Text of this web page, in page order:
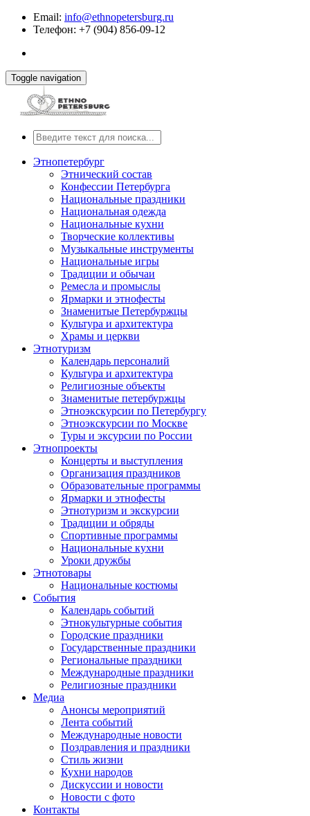
Email: info@ethnopetersburg.ru
Телефон: +7 (904) 856-09-12
Toggle navigation
Этнопетербург
Этнический состав
Конфессии Петербурга
Национальные праздники
Национальная одежда
Национальные кухни
Творческие коллективы
Музыкальные инструменты
Национальные игры
Традиции и обычаи
Ремесла и промыслы
Ярмарки и этнофесты
Знаменитые Петербуржцы
Культура и архитектура
Храмы и церкви
Этнотуризм
Календарь персоналий
Культура и архитектура
Религиозные объекты
Знаменитые петербуржцы
Этноэкскурсии по Петербургу
Этноэкскурсии по Москве
Туры и эксурсии по России
Этнопроекты
Концерты и выступления
Организация праздников
Образовательные программы
Ярмарки и этнофесты
Этнотуризм и экскурсии
Традиции и обряды
Спортивные программы
Национальные кухни
Уроки дружбы
Этнотовары
Национальные костюмы
События
Календарь событий
Этнокультурные события
Городские праздники
Государственные праздники
Региональные праздники
Международные праздники
Религиозные праздники
Медиа
Анонсы мероприятий
Лента событий
Международные новости
Поздравления и праздники
Cтиль жизни
Кухни народов
Дискуссии и новости
Новости с фото
Контакты